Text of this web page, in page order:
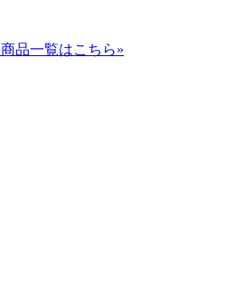
商品一覧はこちら»